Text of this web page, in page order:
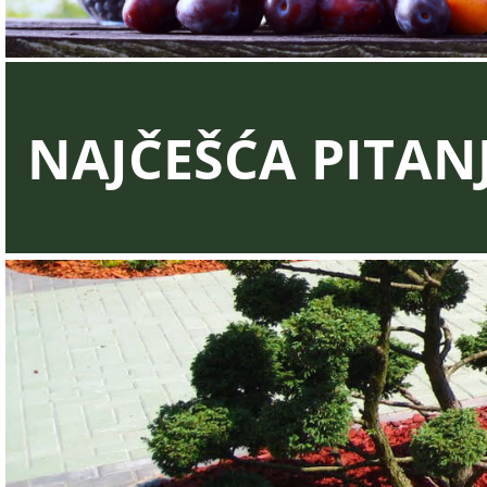
NAJČEŠĆA